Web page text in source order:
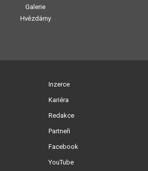
Galerie
Hvězdárny
Inzerce
Kariéra
Redakce
Partneři
Facebook
YouTube